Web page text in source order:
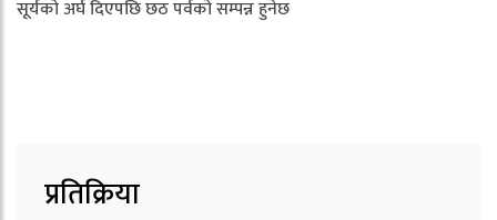
सूर्यको अर्घ दिएपछि छठ पर्वको सम्पन्न हुनेछ
प्रतिक्रिया